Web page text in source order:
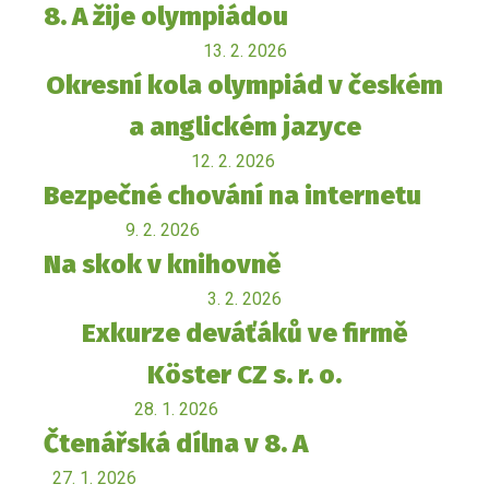
8. A žije olympiádou
13. 2. 2026
Okresní kola olympiád v českém
a anglickém jazyce
12. 2. 2026
Bezpečné chování na internetu
9. 2. 2026
Na skok v knihovně
3. 2. 2026
Exkurze deváťáků ve firmě
Köster CZ s. r. o.
28. 1. 2026
Čtenářská dílna v 8. A
27. 1. 2026